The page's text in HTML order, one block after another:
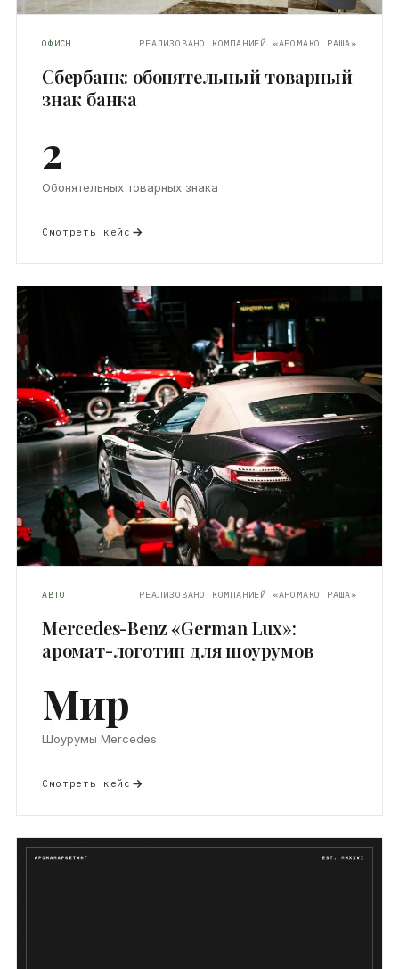
ОФИСЫ РЕАЛИЗОВАНО КОМПАНИЕЙ «АРОМАКО РАША»
Сбербанк: обонятельный товарный
знак банка
2
Обонятельных товарных знака
Смотреть кейс
АВТО РЕАЛИЗОВАНО КОМПАНИЕЙ «АРОМАКО РАША»
Mercedes-Benz «German Lux»:
аромат-логотип для шоурумов
Мир
Шоурумы Mercedes
Смотреть кейс